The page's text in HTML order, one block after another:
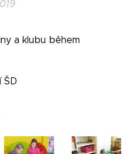
a klubu během
ŠD